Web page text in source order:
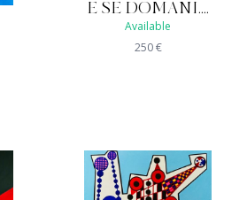
E SE DOMANI....
Available
250€